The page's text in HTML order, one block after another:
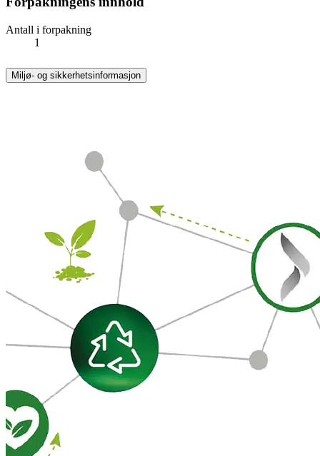
Antall i forpakning
1
Miljø- og sikkerhetsinformasjon